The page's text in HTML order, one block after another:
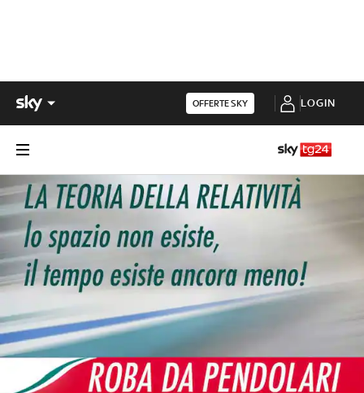
OFFERTE SKY LOGIN